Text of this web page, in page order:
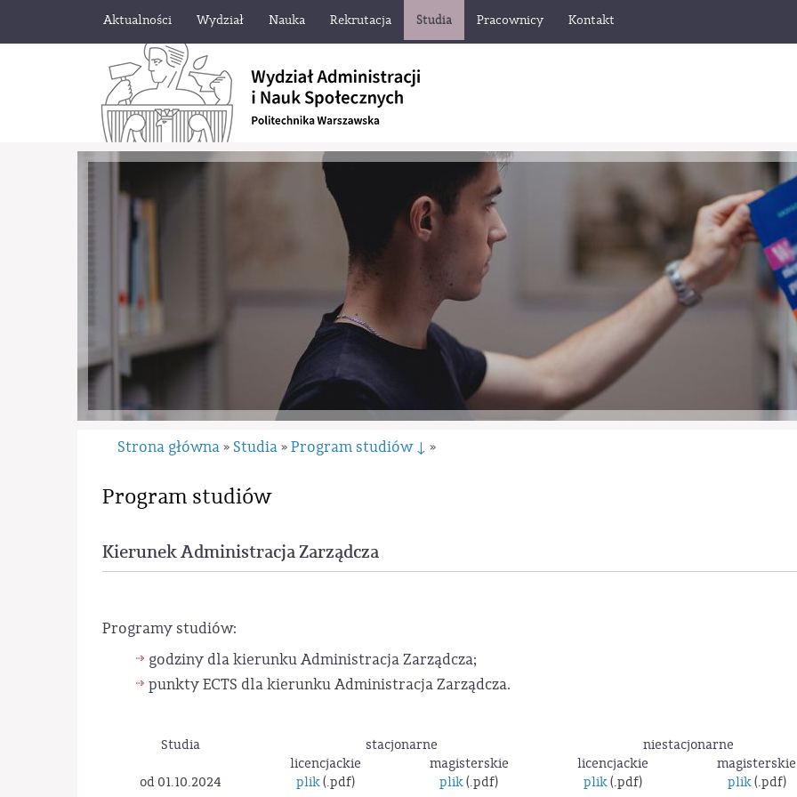
Aktualności Wydział Nauka Rekrutacja Studia Pracownicy Kontakt
Strona główna » Studia » Program studiów ↓ »
Program studiów
Kierunek Administracja Zarządcza
Programy studiów:
godziny dla kierunku Administracja Zarządcza;
punkty ECTS dla kierunku Administracja Zarządcza.
Studia stacjonarne
niestacjonarne
licencjackie
magisterskie licencjackie
magisterskie
od 01.10.2024
plik(.pdf) plik(.pdf) plik(.pdf) plik(.pdf)